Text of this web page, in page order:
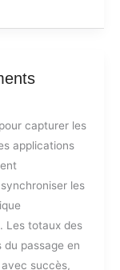
capturer les
applications
les
Les totaux des
passage en
succès,